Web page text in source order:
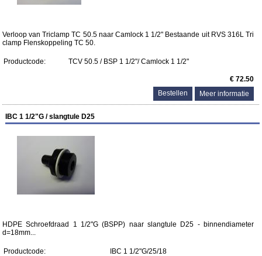
Verloop van Triclamp TC 50.5 naar Camlock 1 1/2" Bestaande uit RVS 316L Tri
clamp Flenskoppeling TC 50.
Productcode: TCV 50.5 / BSP 1 1/2"/ Camlock 1 1/2"
€ 72.50
Meer informatie
IBC 1 1/2"G / slangtule D25
HDPE Schroefdraad 1 1/2"G (BSPP) naar slangtule D25 - binnendiameter
d=18mm...
Productcode: IBC 1 1/2"G/25/18